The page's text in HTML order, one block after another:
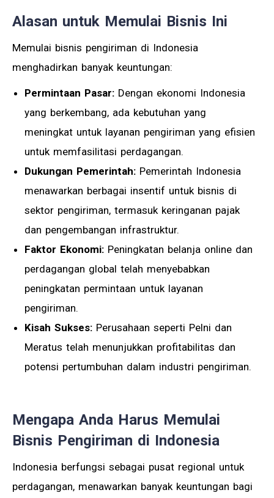
Alasan untuk Memulai Bisnis Ini
Memulai bisnis pengiriman di Indonesia
menghadirkan banyak keuntungan:
Permintaan Pasar: Dengan ekonomi Indonesia
yang berkembang, ada kebutuhan yang
meningkat untuk layanan pengiriman yang efisien
untuk memfasilitasi perdagangan.
Dukungan Pemerintah: Pemerintah Indonesia
menawarkan berbagai insentif untuk bisnis di
sektor pengiriman, termasuk keringanan pajak
dan pengembangan infrastruktur.
Faktor Ekonomi: Peningkatan belanja online dan
perdagangan global telah menyebabkan
peningkatan permintaan untuk layanan
pengiriman.
Kisah Sukses: Perusahaan seperti Pelni dan
Meratus telah menunjukkan profitabilitas dan
potensi pertumbuhan dalam industri pengiriman.
Mengapa Anda Harus Memulai
Bisnis Pengiriman di Indonesia
Indonesia berfungsi sebagai pusat regional untuk
perdagangan, menawarkan banyak keuntungan bagi